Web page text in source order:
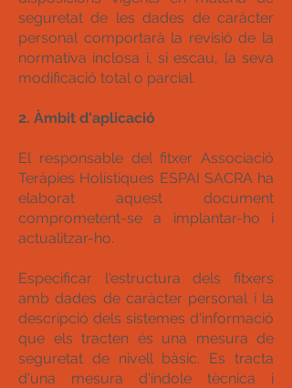
seguretat de les dades de caràcter
personal comportarà la revisió de la
normativa inclosa i, si escau, la seva
modificació total o parcial.
2. Àmbit d'aplicació
El responsable del fitxer Associació
Teràpies Holístiques ESPAI SACRA ha
elaborat aquest document
comprometent-se a implantar-ho i
actualitzar-ho.
Especificar l'estructura dels fitxers
amb dades de caràcter personal i la
descripció dels sistemes d'informació
que els tracten és una mesura de
seguretat de nivell bàsic. Es tracta
d'una mesura d'índole tècnica i